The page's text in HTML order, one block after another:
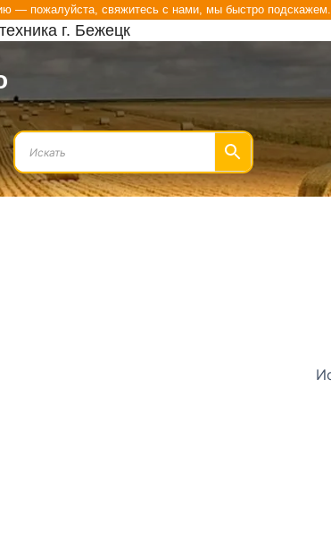
— пожалуйста, свяжитесь с нами, мы быстро подскажем.
г. Бежецк